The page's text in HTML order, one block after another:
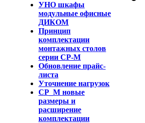
УНО шкафы
модульные офисные
ДИКОМ
Принцип
комплектации
монтажных столов
серии СР-М
Обновление прайс-
листа
Уточнение нагрузок
СР_М новые
размеры и
расширение
комплектации